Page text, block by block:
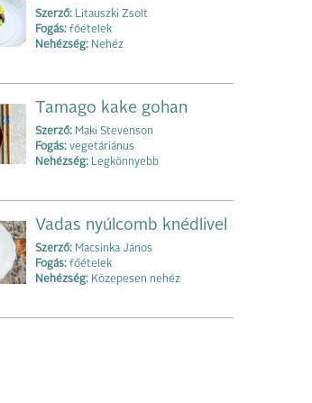
Szerző: Litauszki Zsolt
Fogás: főételek
Nehézség: Nehéz
Tamago kake gohan
Szerző: Maki Stevenson
Fogás: vegetáriánus
Nehézség: Legkönnyebb
Vadas nyúlcomb knédlivel
Szerző: Macsinka János
Fogás: főételek
Nehézség: Közepesen nehéz